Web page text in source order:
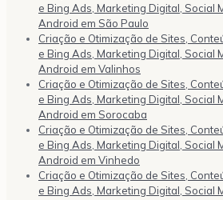
e Bing Ads, Marketing Digital, Social
Android em São Paulo
Criação e Otimização de Sites,
e Bing Ads, Marketing Digital, Social
Android em Valinhos
Criação e Otimização de Sites,
e Bing Ads, Marketing Digital, Social
Android em Sorocaba
Criação e Otimização de Sites,
e Bing Ads, Marketing Digital, Social
Android em Vinhedo
Criação e Otimização de Sites,
e Bing Ads, Marketing Digital, Social